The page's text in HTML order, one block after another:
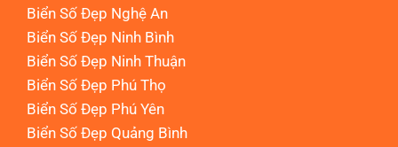
Biển Số Đẹp Nghệ An
Biển Số Đẹp Ninh Bình
Biển Số Đẹp Ninh Thuận
Biển Số Đẹp Phú Thọ
Biển Số Đẹp Phú Yên
Biển Số Đẹp Quảng Bình